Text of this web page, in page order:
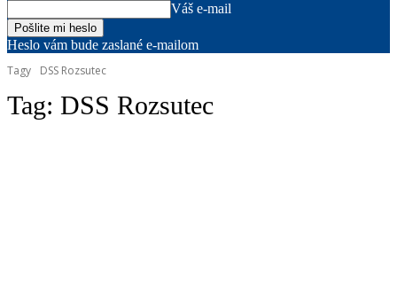
Váš e-mail
Heslo vám bude zaslané e-mailom
Tagy
DSS Rozsutec
Tag: DSS Rozsutec